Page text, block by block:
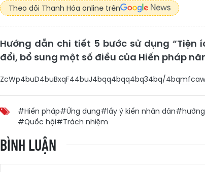
Theo dõi Thanh Hóa online trên
Hướng dẫn chi tiết 5 bước sử dụng
đổi, bổ sung một số điều của Hiến pháp
ZcWp4buD4buBxqF44buJ4bqq4bqq4bq34bq/
#Hiến pháp#Ứng dụng#lấy ý kiến nhân dân
#Quốc hội#Trách nhiệm
BÌNH LUẬN